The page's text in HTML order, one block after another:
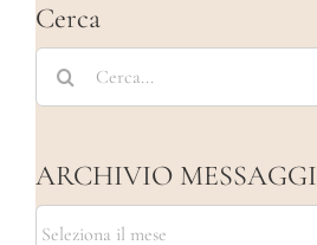
Cerca
Cerca
per:
ARCHIVIO MESSAGGI
ARCHIVIO